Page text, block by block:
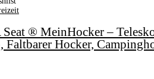
Seat ® MeinHocker –
Faltbarer Hocker,